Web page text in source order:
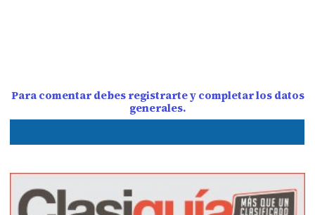
Para comentar debes registrarte y completar los datos
generales.